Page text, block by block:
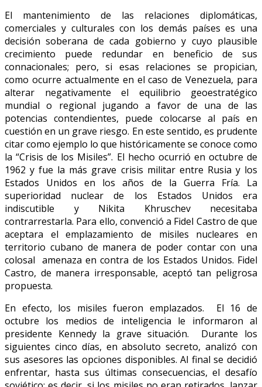
El mantenimiento de las relaciones diplomáticas,
comerciales y culturales con los demás países es una
decisión soberana de cada gobierno y cuyo plausible
crecimiento puede redundar en beneficio de sus
connacionales; pero, si esas relaciones se propician,
como ocurre actualmente en el caso de Venezuela, para
alterar negativamente el equilibrio geoestratégico
mundial o regional jugando a favor de una de las
potencias contendientes, puede colocarse al país en
cuestión en un grave riesgo. En este sentido, es prudente
citar como ejemplo lo que históricamente se conoce como
la “Crisis de los Misiles”. El hecho ocurrió en octubre de
1962 y fue la más grave crisis militar entre Rusia y los
Estados Unidos en los años de la Guerra Fría. La
superioridad nuclear de los Estados Unidos era
indiscutible y Nikita Khruschev necesitaba
contrarrestarla. Para ello, convenció a Fidel Castro de que
aceptara el emplazamiento de misiles nucleares en
territorio cubano de manera de poder contar con una
colosal amenaza en contra de los Estados Unidos. Fidel
Castro, de manera irresponsable, aceptó tan peligrosa
propuesta.
En efecto, los misiles fueron emplazados. El 16 de
octubre los medios de inteligencia le informaron al
presidente Kennedy la grave situación. Durante los
siguientes cinco días, en absoluto secreto, analizó con
sus asesores las opciones disponibles. Al final se decidió
enfrentar, hasta sus últimas consecuencias, el desafío